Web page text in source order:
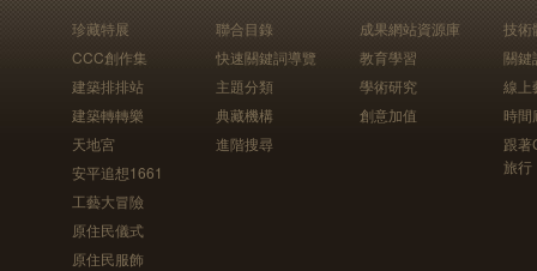
珍藏特展
CCC創作集
建築排排站
建築轉轉樂
天地宮
安平追想1661
工藝大冒險
原住民儀式
原住民服飾
聯合目錄
快速關鍵詞導覽
主題分類
典藏機構
進階搜尋
成果網站資源庫
教育學習
學術研究
創意加值
技術
關鍵
線上
時間
跟
旅行